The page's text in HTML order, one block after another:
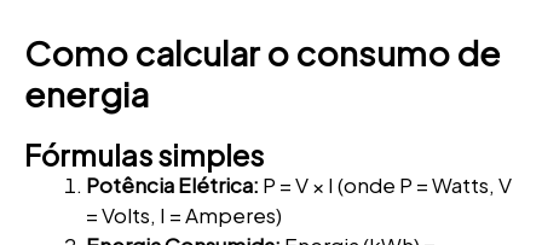
Como calcular o consumo de
energia
Fórmulas simples
Potência Elétrica: P = V × I (onde P = Watts, V
= Volts, I = Amperes)